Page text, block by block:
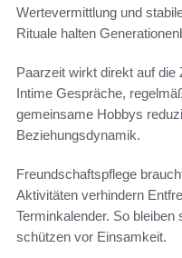
Wertevermittlung und
Rituale halten
Paarzeit wirkt direkt auf die
Intime Gespräche,
gemeinsame Hobbys
Beziehungsdynamik.
Freundschaftspflege
Aktivitäten verhindern
Terminkalender. So
schützen vor Einsamkeit.